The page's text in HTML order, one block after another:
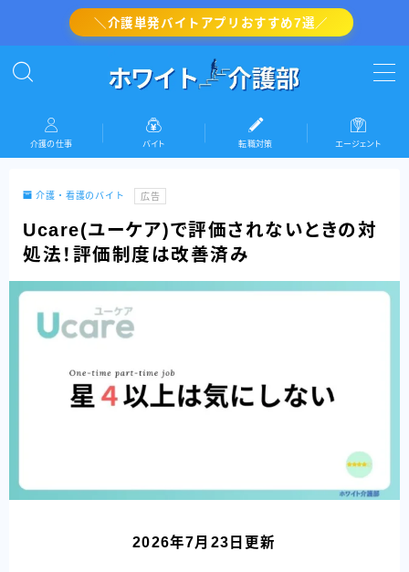
＼介護単発バイトアプリおすすめ7選／
MENU
介護の転職対策
介護の仕事
お問い合わせ
介護の仕事 バイト 転職対策 エージェント
介護・看護のバイト 広告
Ucare(ユーケア)で評価されないときの対
処法！評価制度は改善済み
2026年7月23日更新